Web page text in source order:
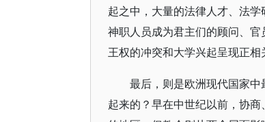
起之中，大量的法律人才、法
神职人员成为君主们的顾问、
王权的冲突和大学兴起呈现正相
最后，则是欧洲现代国家
起来的？早在中世纪以前，协